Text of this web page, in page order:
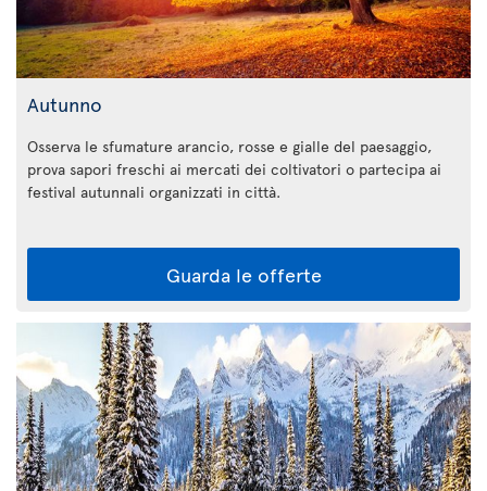
Autunno
Osserva le sfumature arancio, rosse e gialle del paesaggio,
prova sapori freschi ai mercati dei coltivatori o partecipa ai
festival autunnali organizzati in città.
Guarda le offerte